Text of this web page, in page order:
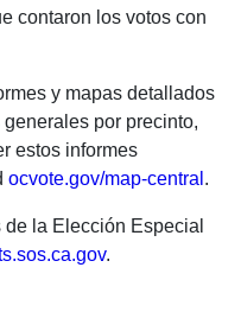
contaron los votos con
y mapas detallados
por precinto,
estos informes
ocvote.gov/map-central .
la Elección Especial
.